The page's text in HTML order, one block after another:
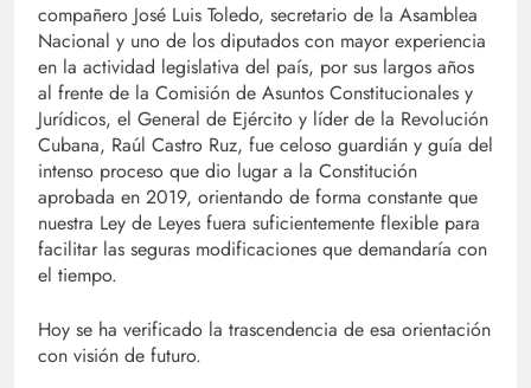
compañero José Luis Toledo, secretario de la Asamblea
Nacional y uno de los diputados con mayor experiencia
en la actividad legislativa del país, por sus largos años
al frente de la Comisión de Asuntos Constitucionales y
Jurídicos, el General de Ejército y líder de la Revolución
Cubana, Raúl Castro Ruz, fue celoso guardián y guía del
intenso proceso que dio lugar a la Constitución
aprobada en 2019, orientando de forma constante que
nuestra Ley de Leyes fuera suficientemente flexible para
facilitar las seguras modificaciones que demandaría con
el tiempo.
Hoy se ha verificado la trascendencia de esa orientación
con visión de futuro.